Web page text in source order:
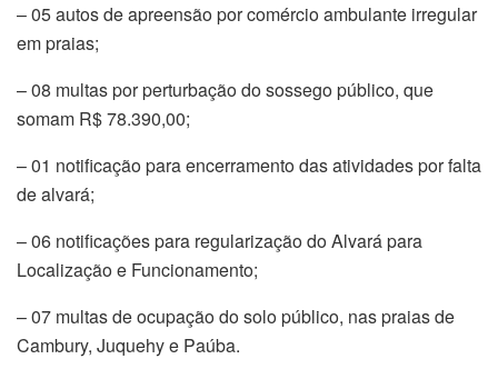
– 05 autos de apreensão por comércio ambulante irregular
em praias;
– 08 multas por perturbação do sossego público, que
somam R$ 78.390,00;
– 01 notificação para encerramento das atividades por falta
de alvará;
– 06 notificações para regularização do Alvará para
Localização e Funcionamento;
– 07 multas de ocupação do solo público, nas praias de
Cambury, Juquehy e Paúba.